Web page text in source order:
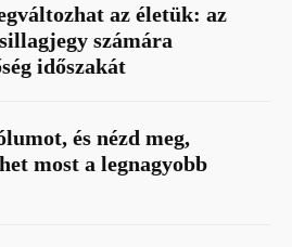
az életük: az
számára
időszakát
és nézd meg,
most a legnagyobb